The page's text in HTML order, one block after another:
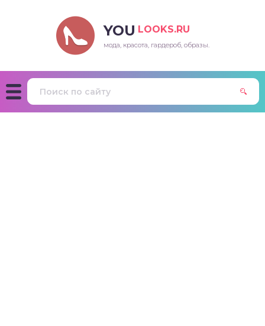
YOU LOOKS.RU
мода, красота, гардероб, образы.